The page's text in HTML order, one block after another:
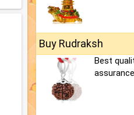
Buy Rudraksh
Best